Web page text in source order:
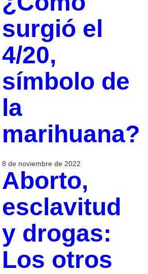
surgió el
4/20,
símbolo de
la
marihuana?
8 de noviembre de 2022
Aborto,
esclavitud
y drogas:
Los otros